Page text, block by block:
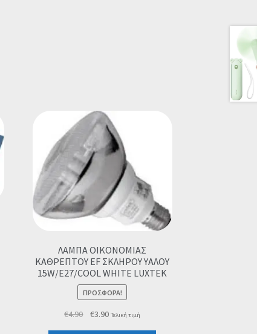
ΛΑΜΠΑ ΟΙΚΟΝΟΜΙΑΣ
ΚΑΘΡΕΠΤΟΥ EF ΣΚΛΗΡΟΥ ΥΑΛΟΥ
15W/E27/COOL WHITE LUXTEK
ΠΡΟΣΦΟΡΆ!
€4.90
Original
€3.90ΗΤελική τιμή